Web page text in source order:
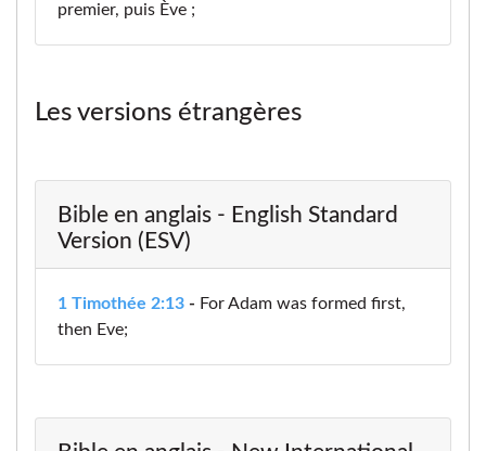
premier, puis Ève ;
Les versions étrangères
Bible en anglais - English Standard
Version (ESV)
1 Timothée 2:13 - For Adam was formed first,
then Eve;